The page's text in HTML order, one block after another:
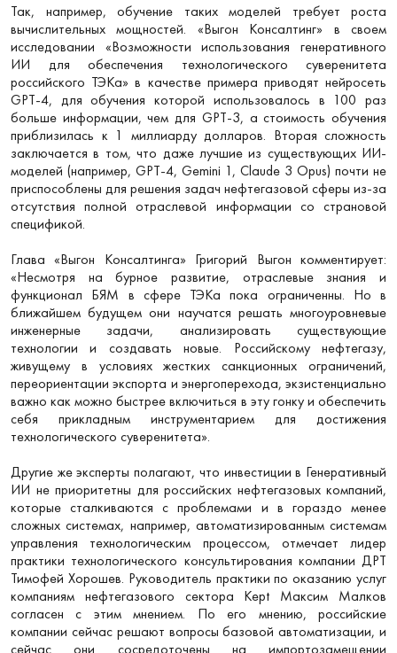
Так, например, обучение таких моделей требует роста
вычислительных мощностей. «Выгон Консалтинг» в своем
исследовании «Возможности использования генеративного
ИИ для обеспечения технологического суверенитета
российского ТЭКа» в качестве примера приводят нейросеть
GPT-4, для обучения которой использовалось в 100 раз
больше информации, чем для GPT-3, а стоимость обучения
приблизилась к 1 миллиарду долларов. Вторая сложность
заключается в том, что даже лучшие из существующих ИИ-
моделей (например, GPT-4, Gemini 1, Claude 3 Opus) почти не
приспособлены для решения задач нефтегазовой сферы из-за
отсутствия полной отраслевой информации со страновой
спецификой.
Глава «Выгон Консалтинга» Григорий Выгон комментирует:
«Несмотря на бурное развитие, отраслевые знания и
функционал БЯМ в сфере ТЭКа пока ограниченны. Но в
ближайшем будущем они научатся решать многоуровневые
инженерные задачи, анализировать существующие
технологии и создавать новые. Российскому нефтегазу,
живущему в условиях жестких санкционных ограничений,
переориентации экспорта и энергоперехода, экзистенциально
важно как можно быстрее включиться в эту гонку и обеспечить
себя прикладным инструментарием для достижения
технологического суверенитета».
Другие же эксперты полагают, что инвестиции в Генеративный
ИИ не приоритетны для российских нефтегазовых компаний,
которые сталкиваются с проблемами и в гораздо менее
сложных системах, например, автоматизированным системам
управления технологическим процессом, отмечает лидер
практики технологического консультирования компании ДРТ
Тимофей Хорошев. Руководитель практики по оказанию услуг
компаниям нефтегазового сектора Kept Максим Малков
согласен с этим мнением. По его мнению, российские
компании сейчас решают вопросы базовой автоматизации, и
сейчас они сосредоточены на импортозамещении